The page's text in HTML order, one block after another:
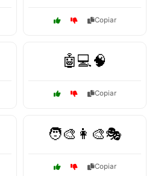
Copiar
🤖💻🧠
Copiar
🧑‍🎨👩‍🎨🎭
Copiar